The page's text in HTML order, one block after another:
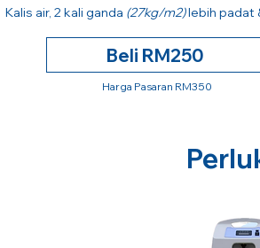
Kalis air, 2 kali ganda (27kg/m2)lebih padat
Beli RM250
Harga Pasaran RM350